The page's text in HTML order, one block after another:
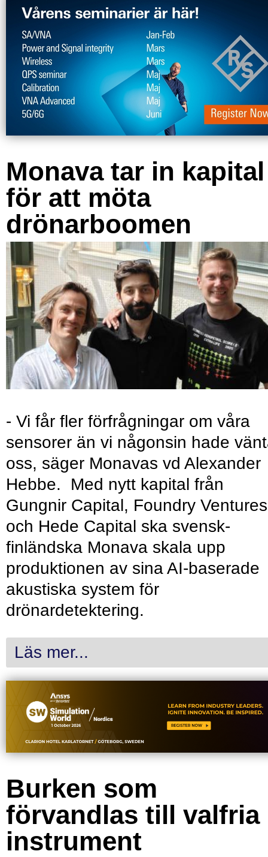
Monava tar in kapital
för att möta
drönarboomen
- Vi får fler förfrågningar om våra
sensorer än vi någonsin hade
oss, säger Monavas vd Alexander
Hebbe. Med nytt kapital från
Gungnir Capital, Foundry Ventures
och Hede Capital ska svensk-
finländska Monava skala upp
produktionen av sina AI-baserade
akustiska system för
drönardetektering.
Läs mer...
Burken som
förvandlas till valfria
instrument